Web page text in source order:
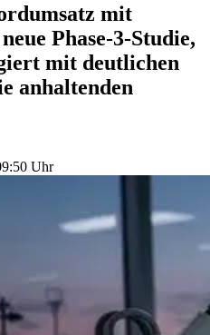
mit
Phase-3-Studie,
mit deutlichen
anhaltenden
Uhr